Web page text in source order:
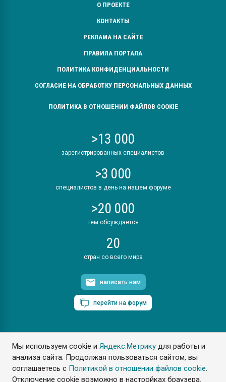
Мы используем cookie иЯндекс.Метрику для работы и
анализа сайта. Продолжая пользоваться сайтом, вы
соглашаетесь с Политикой в отношении файлов cookie.
Отключение cookie возможно в настройках браузера.
О ПРОЕКТЕ
КОНТАКТЫ
РЕКЛАМА НА САЙТЕ
ПРАВИЛА ПОРТАЛА
ПОЛИТИКА КОНФИДЕНЦИАЛЬНОСТИ
СОГЛАСИЕ НА ОБРАБОТКУ ПЕРСОНАЛЬНЫХ ДАННЫХ
ПОЛИТИКА В ОТНОШЕНИИ ФАЙЛОВ COOKIE
>13 000
зарегистрированных специалистов
>3 000
специалистов в день на нашем форуме
>20 000
тем обсуждается
20
стран со всего мира
написать нам
перейти на форум
ПластЭксперт © 2006. Все права защищены
Разрешается копирование материалов сайта с обязательной
ссылкой на www.e-plastic.ru
Разработка сайта